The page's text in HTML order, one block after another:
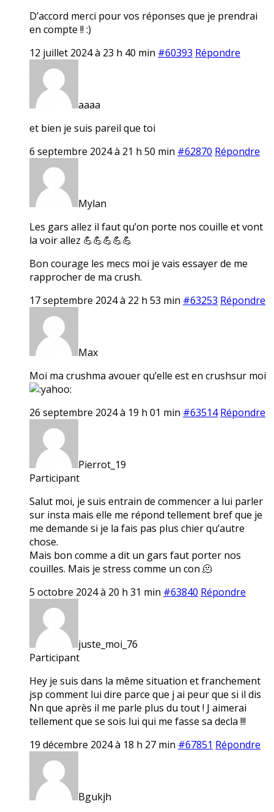
D’accord merci pour vos réponses que je prendrai
en compte !! :)
12 juillet 2024 à 23 h 40 min #60393 Répondre
aaaa
et bien je suis pareil que toi
6 septembre 2024 à 21 h 50 min #62870 Répondre
Mylan
Les gars allez il faut qu’on porte nos couille et vont
la voir allez 💪💪💪💪💪
Bon courage les mecs moi je vais essayer de me
rapprocher de ma crush.
17 septembre 2024 à 22 h 53 min #63253 Répondre
Max
Moi ma crushma avouer qu’elle est en crushsur moi
26 septembre 2024 à 19 h 01 min #63514 Répondre
Pierrot_19
Participant
Salut moi, je suis entrain de commencer a lui parler
sur insta mais elle me répond tellement bref que je
me demande si je la fais pas plus chier qu’autre
chose.
Mais bon comme a dit un gars faut porter nos
couilles. Mais je stress comme un con 🫠
5 octobre 2024 à 20 h 31 min #63840 Répondre
juste_moi_76
Participant
Hey je suis dans la même situation et franchement
jsp comment lui dire parce que j ai peur que si il dis
Nn que après il me parle plus du tout ! J aimerai
tellement que se sois lui qui me fasse sa decla !!!
19 décembre 2024 à 18 h 27 min #67851 Répondre
Bgukjh